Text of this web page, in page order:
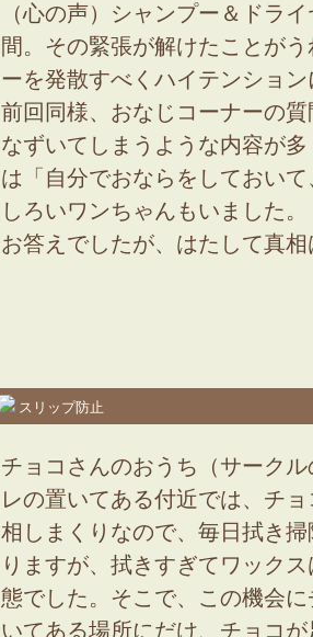
（心の声）シャンプー＆ドラ
間。その緊張が解けたことが
ーを発散すべくハイテンショ
前回同様、おなじコーナーの
なずいてしまうような内容が
は「自分でおならをしておい
しろいワンちゃんもいました
お答えでしたが、はたして真
スリップ防止
チョコさんのおうち（サーク
レの置いてある付近では、チ
相しまくりなので、毎日拭き
りますが、拭きすぎてワック
態でした。そこで、この機会
いてある場所にだけ、チョコ